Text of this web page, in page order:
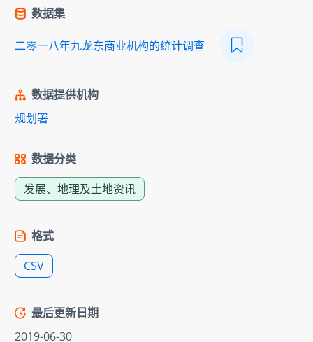
数据集
二零一八年九龙东商业机构的统计调查
数据提供机构
规划署
数据分类
发展、地理及土地资讯
格式
CSV
最后更新日期
2019-06-30